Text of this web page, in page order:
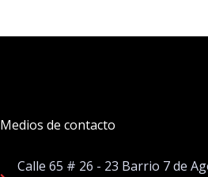
Medios de contacto
Calle 65 # 26 - 23 Barrio 7 de